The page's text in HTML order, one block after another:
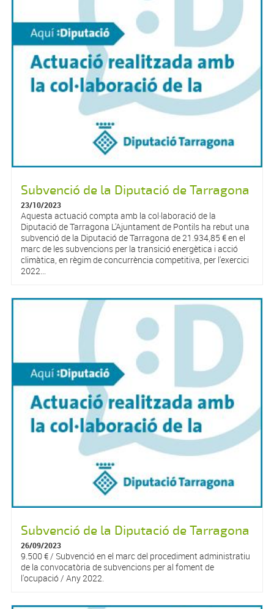
Subvenció de la Diputació de Tarragona
23/10/2023
Aquesta actuació compta amb la col·laboració de la
Diputació de Tarragona L'Ajuntament de Pontils ha rebut una
subvenció de la Diputació de Tarragona de 21.934,85 € en el
marc de les subvencions per la transició energètica i acció
climàtica, en règim de concurrència competitiva, per l'exercici
2022...
Subvenció de la Diputació de Tarragona
26/09/2023
9.500 € / Subvenció en el marc del procediment administratiu
de la convocatòria de subvencions per al foment de
l'ocupació / Any 2022.